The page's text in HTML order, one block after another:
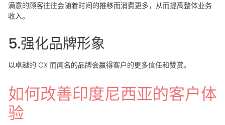
满意的顾客往往会随着时间的推移而消费更多，从而提高整体业务
收入。
5.强化品牌形象
以卓越的 CX 而闻名的品牌会赢得客户的更多信任和赞赏。
如何改善印度尼西亚的客户体
验